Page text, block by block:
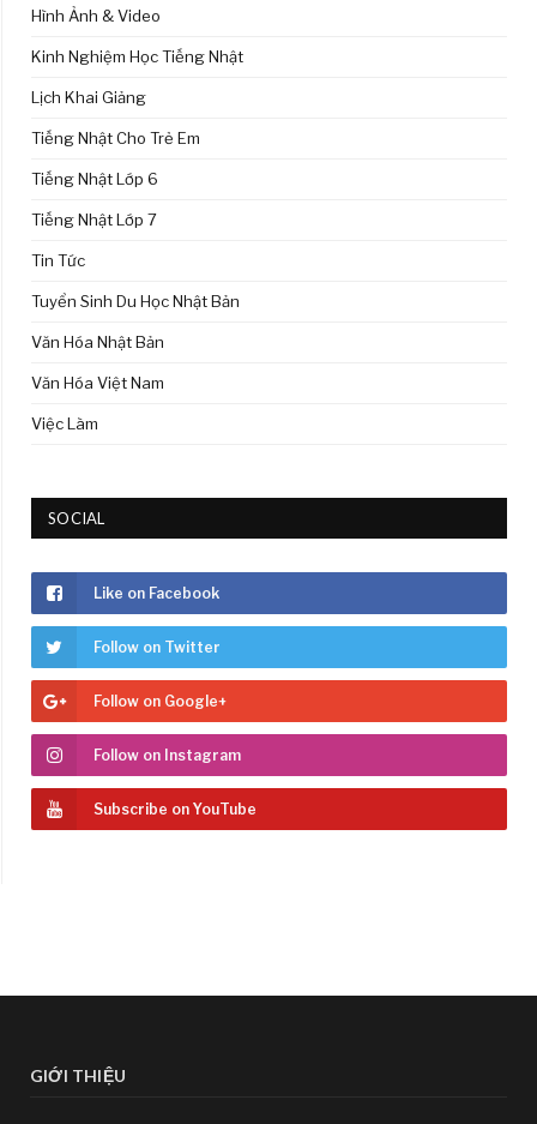
Hình Ảnh & Video
Kinh Nghiệm Học Tiếng Nhật
Lịch Khai Giảng
Tiếng Nhật Cho Trẻ Em
Tiếng Nhật Lớp 6
Tiếng Nhật Lớp 7
Tin Tức
Tuyển Sinh Du Học Nhật Bản
Văn Hóa Nhật Bản
Văn Hóa Việt Nam
Việc Làm
SOCIAL
Like on Facebook
Follow on Twitter
Follow on Google+
Follow on Instagram
Subscribe on YouTube
GIỚI THIỆU